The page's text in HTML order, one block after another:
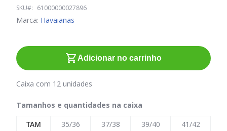
início
da
imagens
SKU 61000000027896
Marca: Havaianas
Adicionar no carrinho
Caixa com 12 unidades
Tamanhos e quantidades na caixa
TAM
35/36 37/38 39/40
41/42